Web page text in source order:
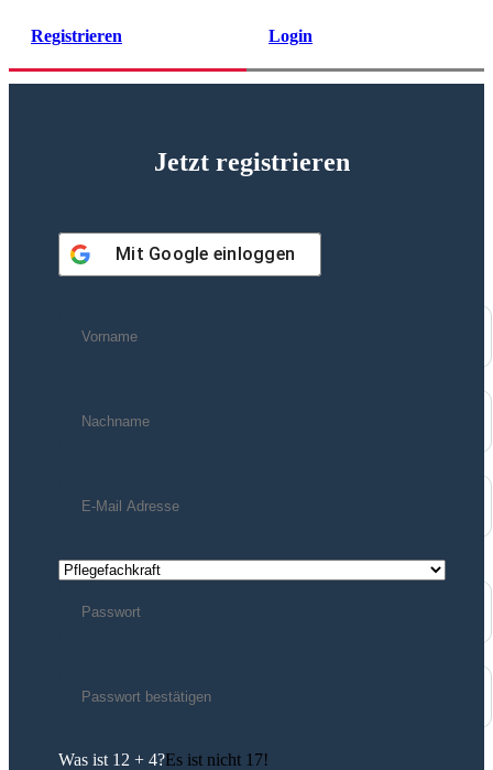
Registrieren Login
Jetzt registrieren
Mit Google einloggen
Was ist 12 + 4?Es ist nicht 17!